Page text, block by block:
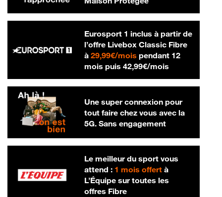
Eurosport 1 inclus à partir de
l’offre Livebox Classic Fibre
à 29,99€/mois29,99 € par mois
pendant 12
mois puis 42,99€/mois42,99 € par
Une super connexion pour
tout faire chez vous avec la
5G. Sans engagement
Le meilleur du sport vous
attend : 1 mois offertà
L’Équipe sur toutes les
offres Fibre